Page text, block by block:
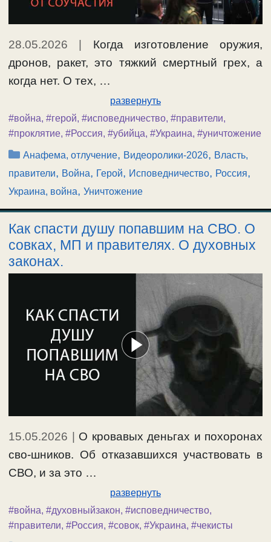
28.05.2026
Когда изготовление оружия,
дронов, ракет, это тяжкий смертный грех, а
когда нет. О тех, …
развернуть
#война, #герой, #исповедничество, #правители,
#проклятие, #Россия, #убийца, #Украина, #уничтожение
Рубрики
Анафема, отлучение, Видеоролики-2026, Власть,
правители, Война, Герой, Исповедничество, Россия,
Украина, война, Уничтожение
Как спасти душу попавшим на СВО. О
совках, МП и правителях. О духовных
законах.
15.05.2026 | О кровавых деньгах и похоронах
сво-шников. Об отказавшихся участвовать в
СВО, и за это …
развернуть
#война, #духовныйзакон, #исповедничество,
#правители, #Россия, #совок, #Украина, #чекисты